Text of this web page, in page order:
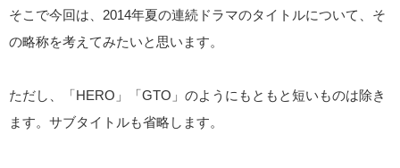
そこで今回は、2014年夏の連続ドラマのタイトルについて、そ
の略称を考えてみたいと思います。
ただし、「HERO」「GTO」のようにもともと短いものは除き
ます。サブタイトルも省略します。